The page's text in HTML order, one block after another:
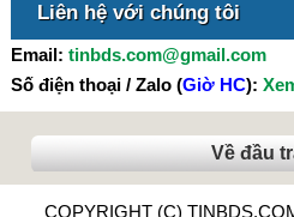
Liên hệ với chúng tôi
Email: tinbds.com@gmail.com
Số điện thoại / Zalo (Giờ HC):
Về đầu
COPYRIGHT (C)